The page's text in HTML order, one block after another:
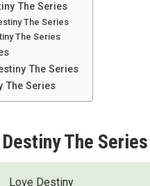
The Series
The Series
The Series
The Series
The Series
The Series
Love Destiny